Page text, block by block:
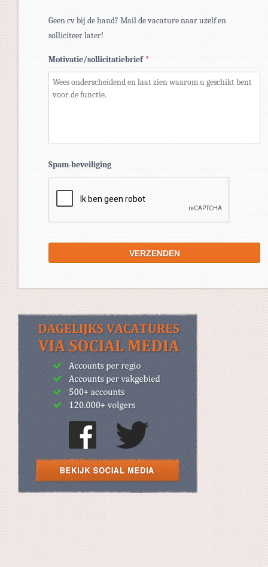
Geen cv bij de hand? Mail de vacature naar uzelf en
solliciteer later!
Motivatie/sollicitatiebrief *
Spam-beveiliging